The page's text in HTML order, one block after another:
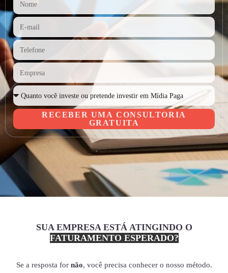
RECEBER UMA CONSULTORIA
GRATUITA
SUA EMPRESA ESTÁ ATINGINDO O
FATURAMENTO ESPERADO?
Se a resposta for não, você precisa conhecer o nosso método.